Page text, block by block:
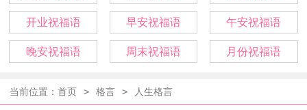
开业祝福语 早安祝福语 午安祝福语
晚安祝福语 周末祝福语 月份祝福语
当前位置： 首页 > 格言 > 人生格言